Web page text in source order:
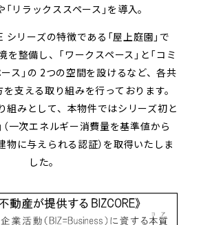
「リラックススペース」を導入。
シリーズの特徴である「屋上庭園」で
整備し、「ワークスペース」と「コミ
ス」の 2つの空間を設けるなど、各共
支える取り組みを行っております。
みとして、本物件ではシリーズ初と
（一次エネルギー消費量を基準値から
物に与えられる認証）を取得いたしま
した。